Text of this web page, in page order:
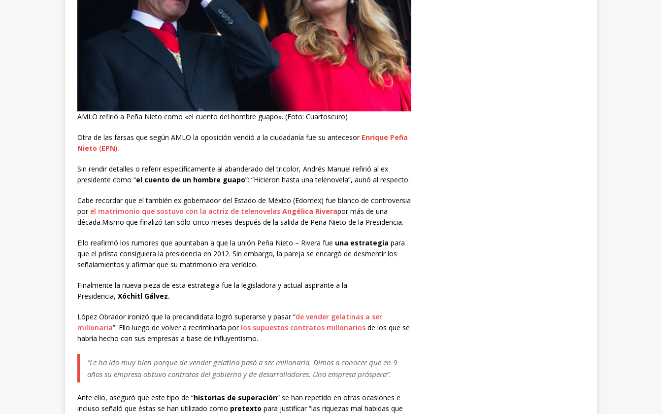
AMLO refirió a Peña Nieto como «el cuento del hombre guapo». (Foto: Cuartoscuro)
Otra de las farsas que según AMLO la oposición vendió a la ciudadanía fue su antecesor Enrique Peña
Nieto (EPN).
Sin rendir detalles o referir específicamente al abanderado del tricolor, Andrés Manuel refirió al ex
presidente como “el cuento de un hombre guapo”: “Hicieron hasta una telenovela”, aunó al respecto.
Cabe recordar que el también ex gobernador del Estado de México (Edomex) fue blanco de controversia
por el matrimonio que sostuvo con la actriz de telenovelas Angélica Riverapor más de una
década.Mismo que finalizó tan sólo cinco meses después de la salida de Peña Nieto de la Presidencia.
Ello reafirmó los rumores que apuntaban a que la unión Peña Nieto – Rivera fue una estrategia para
que el priísta consiguiera la presidencia en 2012. Sin embargo, la pareja se encargó de desmentir los
señalamientos y afirmar que su matrimonio era verídico.
Finalmente la nueva pieza de esta estrategia fue la legisladora y actual aspirante a la
Presidencia, Xóchitl Gálvez.
López Obrador ironizó que la precandidata logró superarse y pasar “de vender gelatinas a ser
millonaria”. Ello luego de volver a recriminarla por los supuestos contratos millonarios de los que se
habría hecho con sus empresas a base de influyentismo.
“Le ha ido muy bien porque de vender gelatina pasó a ser millonaria. Dimos a conocer que en 9
años su empresa obtuvo contratos del gobierno y de desarrolladores. Una empresa próspera”.
Ante ello, aseguró que este tipo de “historias de superación” se han repetido en otras ocasiones e
incluso señaló que éstas se han utilizado como pretexto para justificar “las riquezas mal habidas que